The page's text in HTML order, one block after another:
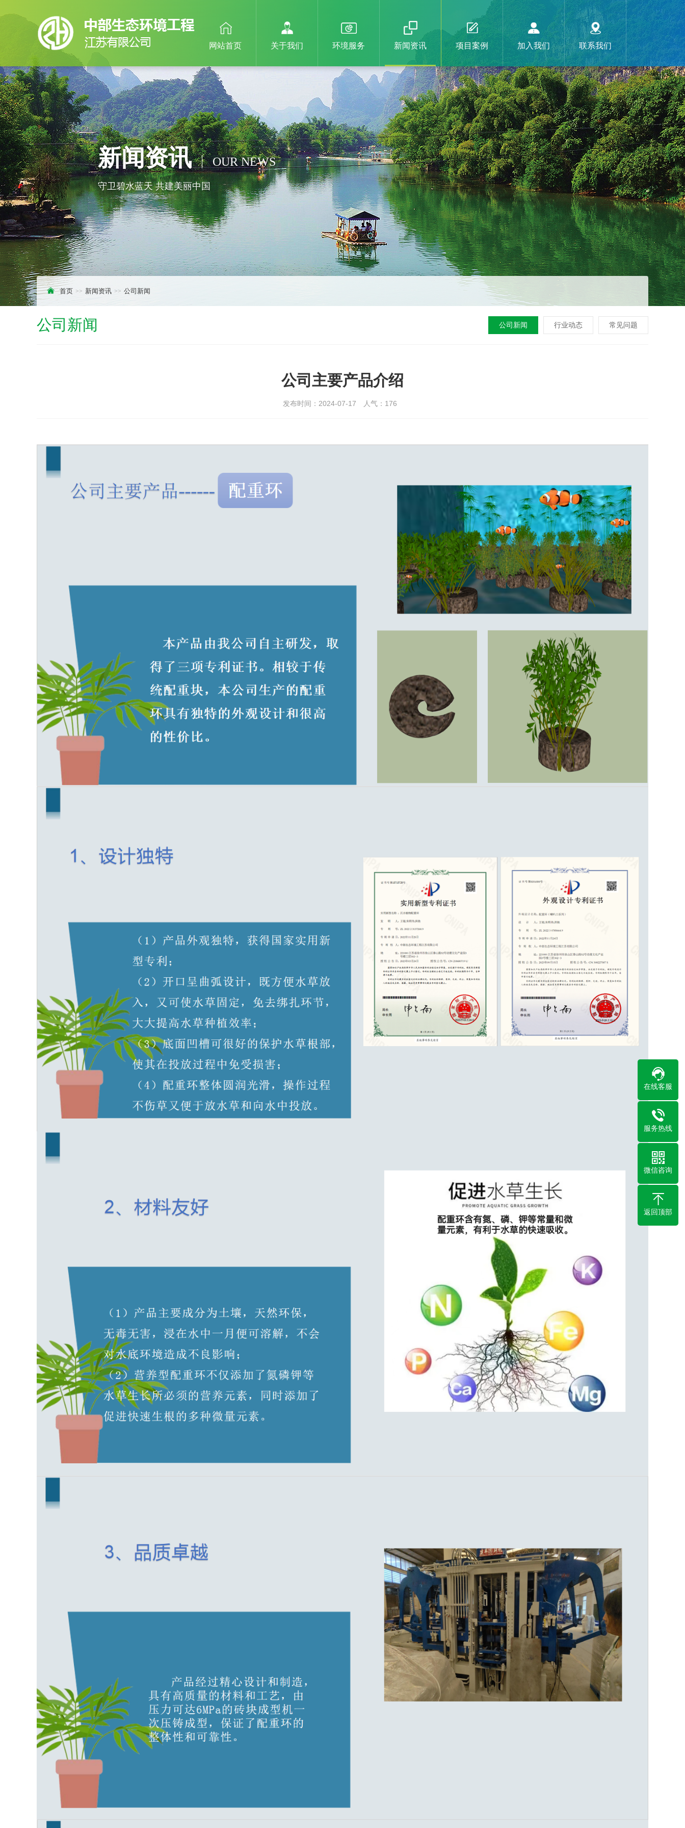
网站首页 关于我们 环境服务 新闻资讯 项目案例 加入我们 联系我们
新闻资讯 OUR NEWS
守卫碧水蓝天 共建美丽中国
首页 新闻资讯 公司新闻
公司新闻 公司新闻 行业动态 常见问题
公司主要产品介绍
发布时间：2024-07-17 人气： 176
在线客服
服务热线
微信咨询
返回顶部